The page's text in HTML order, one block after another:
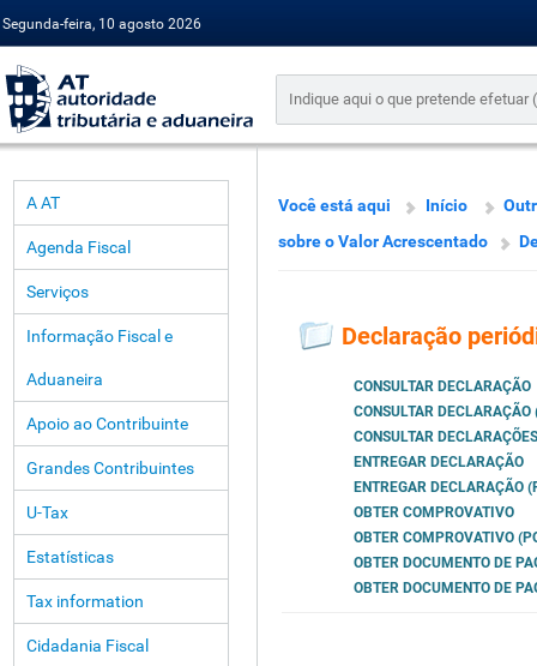
Segunda-feira, 10 agosto 2026
A AT
Agenda Fiscal
Serviços
Informação Fiscal e
Aduaneira
Apoio ao Contribuinte
Grandes Contribuintes
U-Tax
Estatísticas
Tax information
Cidadania Fiscal
Você está aqui Início
sobre o Valor Acrescentado
Declaração
CONSULTAR DECLARAÇÃO
CONSULTAR
CONSULTAR
ENTREGAR DECLARAÇÃO
ENTREGAR DECLARAÇÃO
OBTER COMPROVATIVO
OBTER COMPROVATIVO
OBTER DOCUMENTO DE
OBTER DOCUMENTO DE